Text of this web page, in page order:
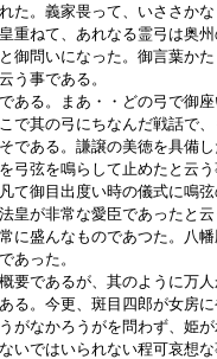
た。義家畏って、いささか
重ねて、あれなる霊弓は奥
御問いになった。御言葉か
う事である。
ある。まあ・・どの弓で御
で其の弓にちなんだ戦話で
である。謙譲の美徳を具備
弓弦を鳴らして止めたと云
て御目出度い時の儀式に鳴
皇が非常な愛臣であったと
に盛んなものであつた。八
あった。
要であるが、其のように万
る。今更、斑目四郎が女房
がなかろうがを問わず、姫
いではいられない程可哀想